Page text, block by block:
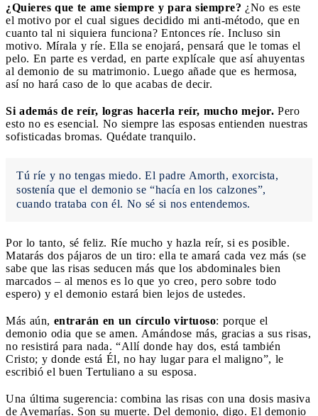
¿Quieres que te ame siempre y para siempre? ¿No es este
el motivo por el cual sigues decidido mi anti-método, que en
cuanto tal ni siquiera funciona? Entonces ríe. Incluso sin
motivo. Mírala y ríe. Ella se enojará, pensará que le tomas el
pelo. En parte es verdad, en parte explícale que así ahuyentas
al demonio de su matrimonio. Luego añade que es hermosa,
así no hará caso de lo que acabas de decir.
Si además de reír, logras hacerla reír, mucho mejor. Pero
esto no es esencial. No siempre las esposas entienden nuestras
sofisticadas bromas. Quédate tranquilo.
Tú ríe y no tengas miedo. El padre Amorth, exorcista,
sostenía que el demonio se “hacía en los calzones”,
cuando trataba con él. No sé si nos entendemos.
Por lo tanto, sé feliz. Ríe mucho y hazla reír, si es posible.
Matarás dos pájaros de un tiro: ella te amará cada vez más (se
sabe que las risas seducen más que los abdominales bien
marcados – al menos es lo que yo creo, pero sobre todo
espero) y el demonio estará bien lejos de ustedes.
Más aún, entrarán en un círculo virtuoso: porque el
demonio odia que se amen. Amándose más, gracias a sus risas,
no resistirá para nada. “Allí donde hay dos, está también
Cristo; y donde está Él, no hay lugar para el maligno”, le
escribió el buen Tertuliano a su esposa.
Una última sugerencia: combina las risas con una dosis masiva
de Avemarías. Son su muerte. Del demonio, digo. El demonio